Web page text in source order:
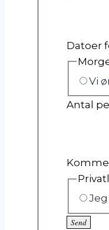
Datoer
Vi
Antal
Send